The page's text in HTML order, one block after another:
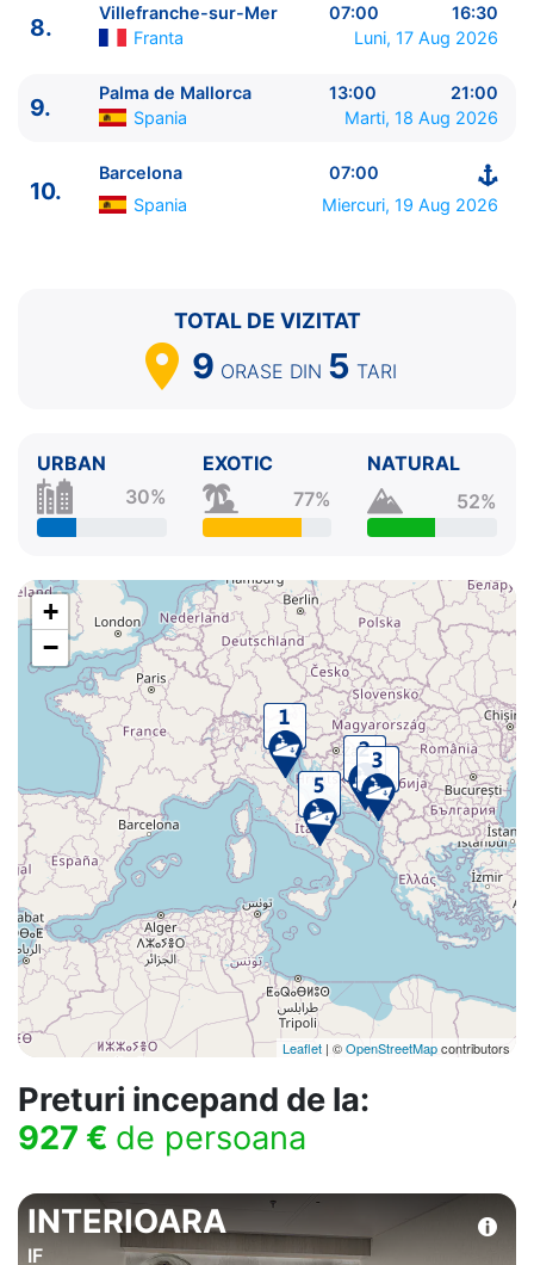
6.
Civitavecchia, Roma Italia
06:45 - 18:00
Livorno Italia
9.
Palma de Mallorca Spania
13:00 - 21:00
Barcelona Spania
8.
Villefranche-sur-Mer 07:00
16:30
Franta
Luni, 17 Aug 2026
9.
Palma de Mallorca 13:00
21:00
Spania
Marti, 18 Aug 2026
10.
Barcelona
07:00
Spania
Miercuri, 19 Aug 2026
TOTAL DE VIZITAT
9 ORASE DIN 5 TARI
URBAN
30%
EXOTIC
77%
NATURAL
52%
+
−
Leaflet | ©OpenStreetMapcontributors
Preturi incepand de la:
927 € de persoana
INTERIOARA
IF